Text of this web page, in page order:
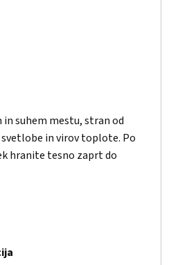
suhem mestu, stran od
in virov toplote. Po
hranite tesno zaprt do